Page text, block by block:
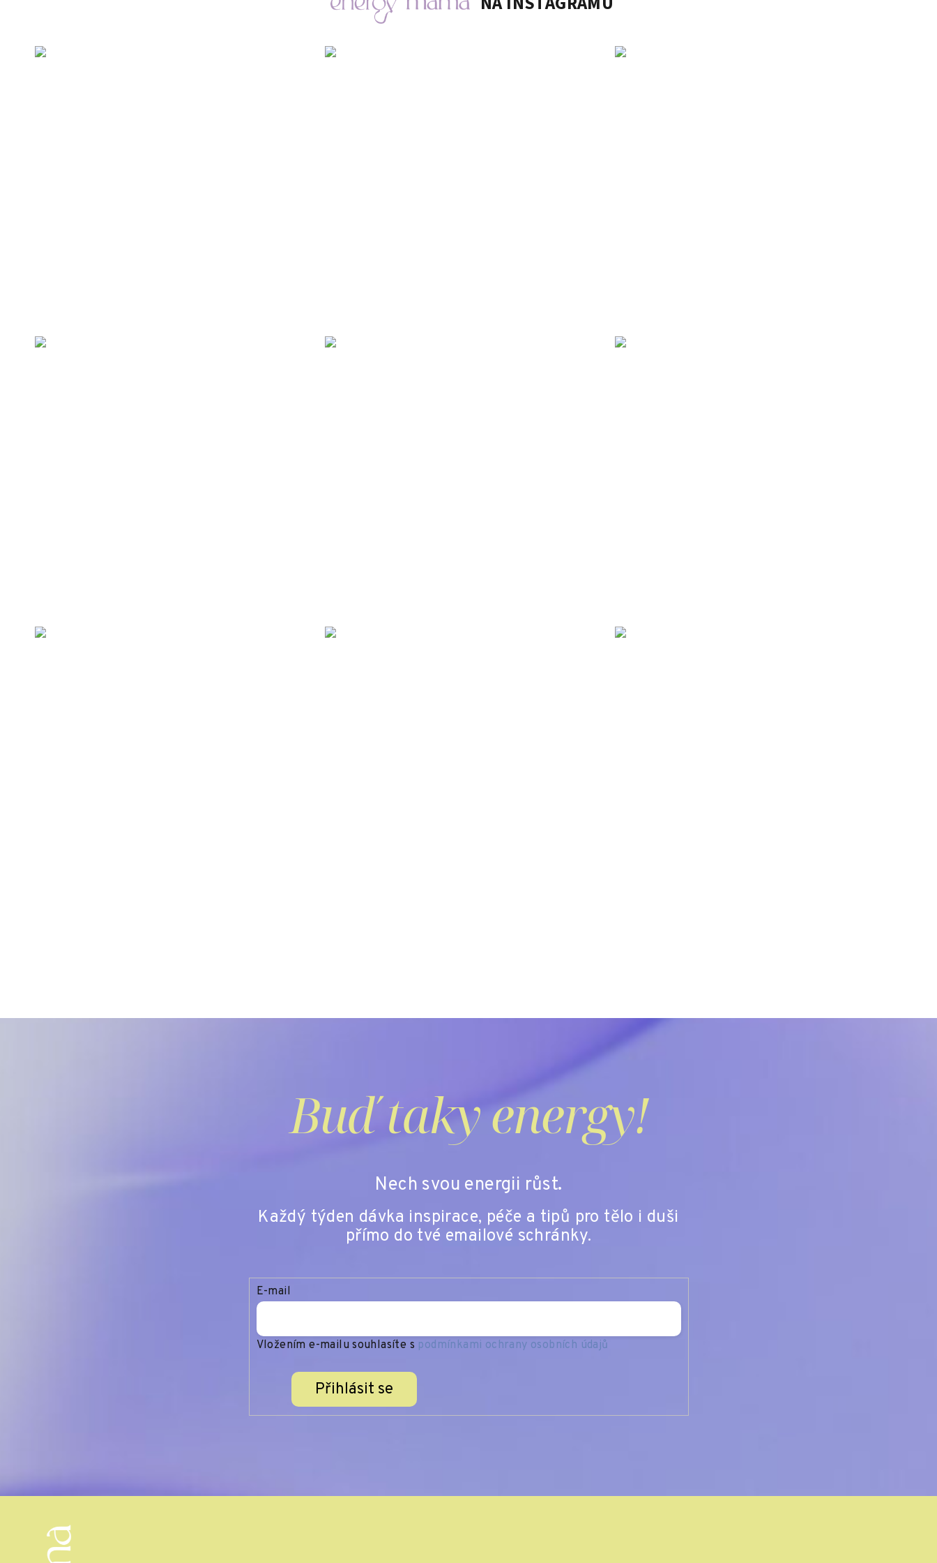
Buď taky energy!
Nech svou energii růst.
Každý týden dávka inspirace, péče a tipů pro tělo i duši
přímo do tvé emailové schránky.
E-mail
Vložením e-mailu souhlasíte s podmínkami ochrany osobních údajů
Přihlásit se